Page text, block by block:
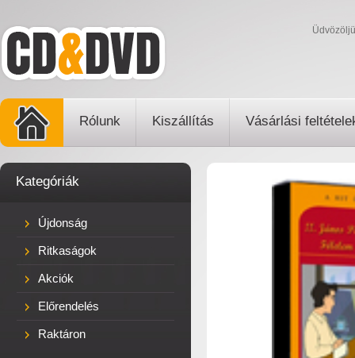
Rólunk Kiszállítás Vásárlási
Kategóriák
Újdonság
Ritkaságok
Akciók
Előrendelés
Raktáron